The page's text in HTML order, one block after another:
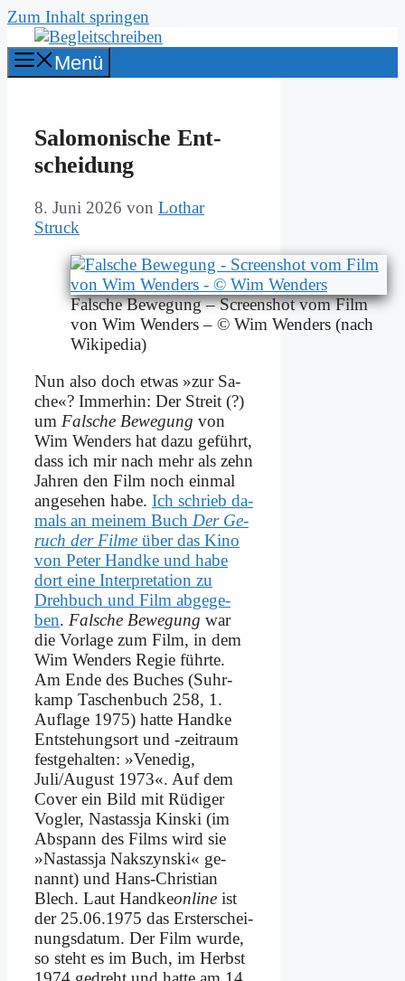
Zum Inhalt springen
Menü
Sa­lo­mo­ni­sche Ent­
schei­dung
8. Juni 2026 von Lothar
Struck
Fal­sche Be­we­gung – Screen­shot vom Film
von Wim Wen­ders – © Wim Wen­ders (nach
Wi­ki­pe­dia)
Nun al­so doch et­was »zur Sa­
che«? Im­mer­hin: Der Streit (?)
um Fal­sche Be­we­gung von
Wim Wen­ders hat da­zu ge­führt,
dass ich mir nach mehr als zehn
Jah­ren den Film noch ein­mal
an­ge­se­hen ha­be. Ich schrieb da­
mals an mei­nem Buch Der Ge­
ruch der Fil­me über das Ki­no
von Pe­ter Hand­ke und ha­be
dort ei­ne In­ter­pre­ta­ti­on zu
Dreh­buch und Film ab­ge­ge­
ben. Fal­sche Be­we­gung war
die Vor­la­ge zum Film, in dem
Wim Wen­ders Re­gie führ­te.
Am En­de des Bu­ches (Suhr­
kamp Ta­schen­buch 258, 1.
Auf­la­ge 1975) hat­te Hand­ke
Ent­ste­hungs­ort und ‑zeit­raum
fest­ge­hal­ten: »Ve­ne­dig,
Juli/August 1973«. Auf dem
Co­ver ein Bild mit Rü­di­ger
Vog­ler, Nastass­ja Kin­ski (im
Ab­spann des Films wird sie
»Nastass­ja Naks­zyn­ski« ge­
nannt) und Hans-Chri­sti­an
Blech. Laut Hand­keon­line ist
der 25.06.1975 das Erst­erschei­
nungs­da­tum. Der Film wur­de,
so steht es im Buch, im Herbst